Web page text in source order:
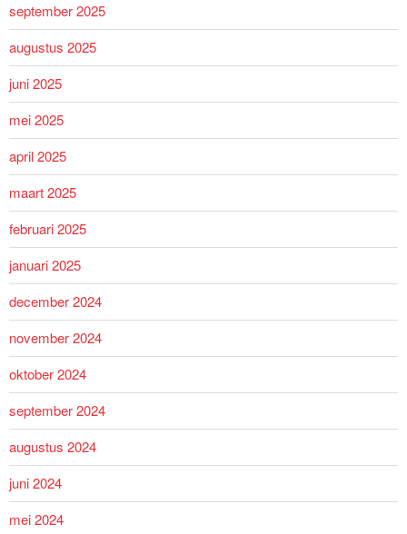
september 2025
augustus 2025
juni 2025
mei 2025
april 2025
maart 2025
februari 2025
januari 2025
december 2024
november 2024
oktober 2024
september 2024
augustus 2024
juni 2024
mei 2024